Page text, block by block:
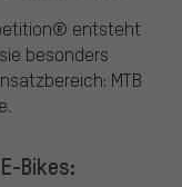
entsteht
besonders
MTB
Bikes: